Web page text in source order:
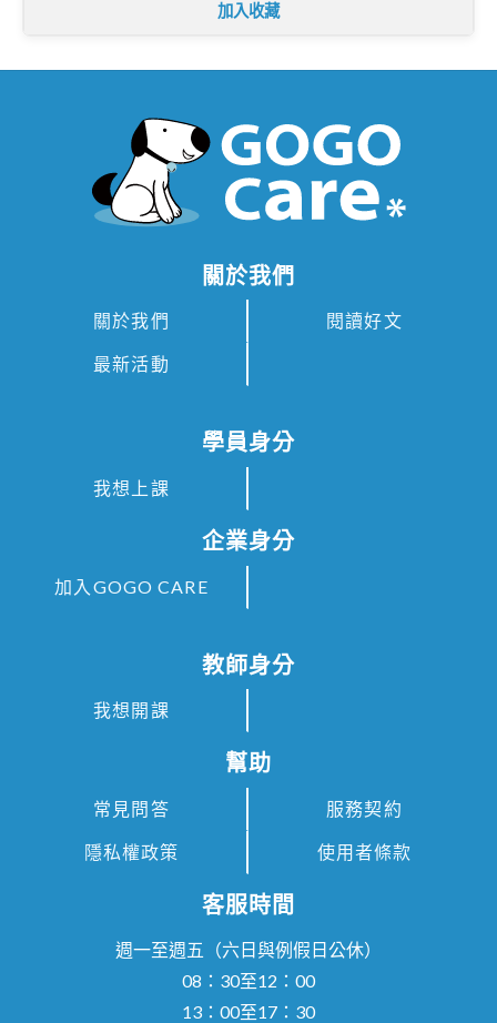
加入收藏
關於我們
關於我們 閱讀好文
最新活動
學員身分
我想上課
企業身分
加入GOGO CARE
教師身分
我想開課
幫助
常見問答 服務契約
隱私權政策 使用者條款
客服時間
週一至週五（六日與例假日公休）
08：30至12：00
13：00至17：30